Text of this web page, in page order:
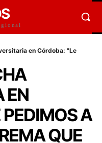
en Córdoba: "Le
EN
A
QUE